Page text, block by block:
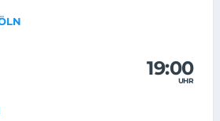
19:00
UHR